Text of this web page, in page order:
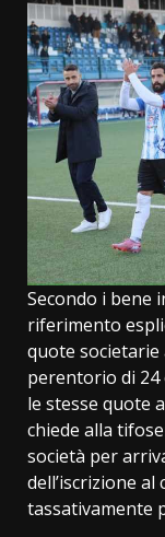
Secondo i bene
riferimento
quote societarie
perentorio di 24
le stesse quote
chiede alla
società per
dell’iscrizione al
tassativamente